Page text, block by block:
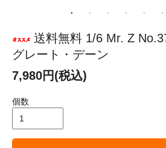
送料無料 1/6 Mr. Z
グレート・デーン
7,980円(税込)
個数